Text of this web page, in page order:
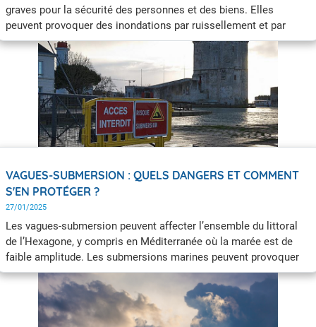
graves pour la sécurité des personnes et des biens. Elles
peuvent provoquer des inondations par ruissellement et par
débordement des cours d’eau, mais aussi des glissements de
terrain, des coulées de boues et des laves torrentielles (coulées
de débris). Afin de se protéger, il est nécessaire de connaître les
dangers et les bons réflexes à adopter.
VAGUES-SUBMERSION : QUELS DANGERS ET COMMENT
S'EN PROTÉGER ?
27/01/2025
Les vagues-submersion peuvent affecter l’ensemble du littoral
de l’Hexagone, y compris en Méditerranée où la marée est de
faible amplitude. Les submersions marines peuvent provoquer
des inondations sévères et rapides du littoral, des ports et des
embouchures de fleuves et rivières. Pour vous prémunir de ce
danger, éloignez-vous des côtes, ne prenez pas la mer et
rejoignez le plus haut point possible.